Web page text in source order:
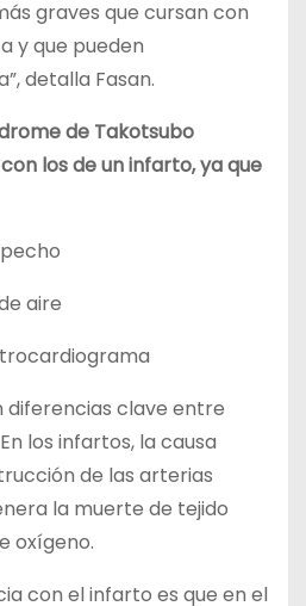
graves que cursan con
y que pueden
detalla Fasan.
de Takotsubo
los de un infarto, ya que
aire
diferencias clave entre
los infartos, la causa
de las arterias
la muerte de tejido
oxígeno.
con el infarto es que en el